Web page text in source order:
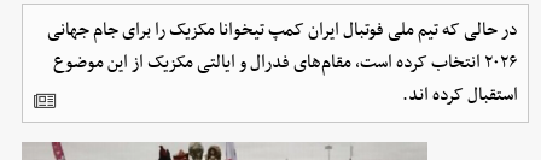
در حالی که تیم ملی فوتبال ایران کمپ تیخوانا مکزیک را برای جام جهانی
۲۰۲۶ انتخاب کرده است، مقام‌های فدرال و ایالتی مکزیک از این موضوع
استقبال کرده اند.